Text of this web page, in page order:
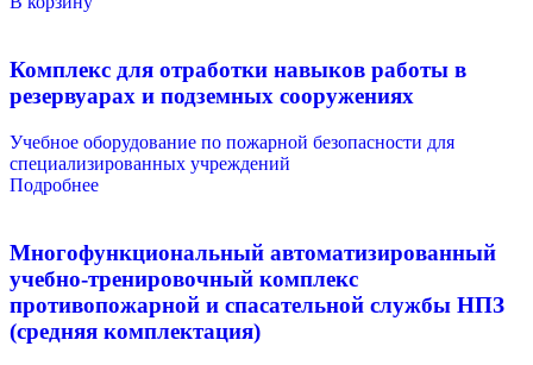
Комплекс для отработки навыков работы в
резервуарах и подземных сооружениях
Учебное оборудование по пожарной безопасности для
специализированных учреждений
Подробнее
Многофункциональный автоматизированный
учебно-тренировочный комплекс
противопожарной и спасательной службы НПЗ
(средняя комплектация)